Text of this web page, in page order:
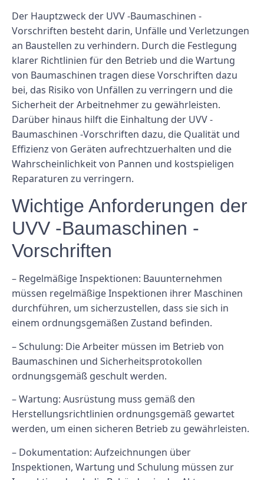
Der Hauptzweck der UVV -Baumaschinen -
Vorschriften besteht darin, Unfälle und Verletzungen
an Baustellen zu verhindern. Durch die Festlegung
klarer Richtlinien für den Betrieb und die Wartung
von Baumaschinen tragen diese Vorschriften dazu
bei, das Risiko von Unfällen zu verringern und die
Sicherheit der Arbeitnehmer zu gewährleisten.
Darüber hinaus hilft die Einhaltung der UVV -
Baumaschinen -Vorschriften dazu, die Qualität und
Effizienz von Geräten aufrechtzuerhalten und die
Wahrscheinlichkeit von Pannen und kostspieligen
Reparaturen zu verringern.
Wichtige Anforderungen der
UVV -Baumaschinen -
Vorschriften
– Regelmäßige Inspektionen: Bauunternehmen
müssen regelmäßige Inspektionen ihrer Maschinen
durchführen, um sicherzustellen, dass sie sich in
einem ordnungsgemäßen Zustand befinden.
– Schulung: Die Arbeiter müssen im Betrieb von
Baumaschinen und Sicherheitsprotokollen
ordnungsgemäß geschult werden.
– Wartung: Ausrüstung muss gemäß den
Herstellungsrichtlinien ordnungsgemäß gewartet
werden, um einen sicheren Betrieb zu gewährleisten.
– Dokumentation: Aufzeichnungen über
Inspektionen, Wartung und Schulung müssen zur